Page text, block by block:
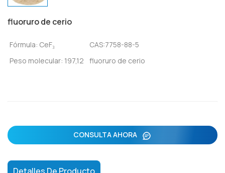
fluoruro de cerio
Fórmula: CeF₃
CAS:7758-88-5
Peso molecular: 197,12
fluoruro de cerio
CONSULTA AHORA